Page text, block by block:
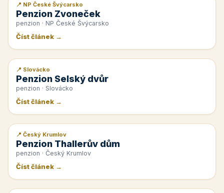
📰 PR článek
📍 NP České Švýcarsko
Penzion Zvoneček
penzion · NP České Švýcarsko
Číst článek →
📰 PR článek
📍 Slovácko
Penzion Selský dvůr
penzion · Slovácko
Číst článek →
📰 PR článek
📍 Český Krumlov
Penzion Thallerův dům
penzion · Český Krumlov
Číst článek →